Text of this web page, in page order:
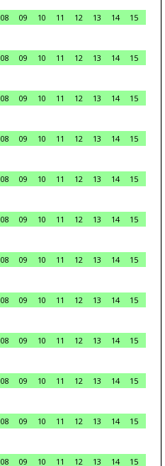
08 09 10 11 12 13 14
15
08 09 10 11 12 13 14
15
08 09 10 11 12 13 14
15
08 09 10 11 12 13 14
15
08 09 10 11 12 13 14
15
08 09 10 11 12 13 14
15
08 09 10 11 12 13 14
15
08 09 10 11 12 13 14
15
08 09 10 11 12 13 14
15
08 09 10 11 12 13 14
15
08 09 10 11 12 13 14
15
08 09 10 11 12 13 14
15